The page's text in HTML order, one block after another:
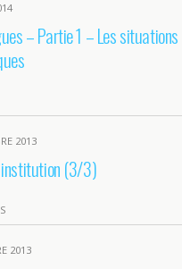
– Partie 1 – Les situations
2013
institution (3/3)
2013